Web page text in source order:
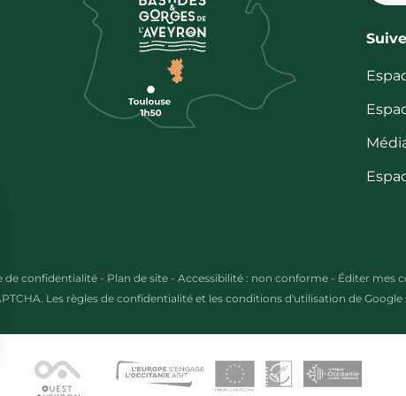
de confidentialité - Plan de site - Accessibilité : non conforme - Éditer mes
Les règles de confidentialitéet les conditions d'utilisation de Google
Options